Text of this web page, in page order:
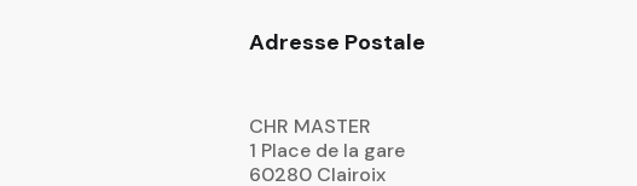
Adresse Postale
CHR MASTER
1 Place de la gare
60280 Clairoix